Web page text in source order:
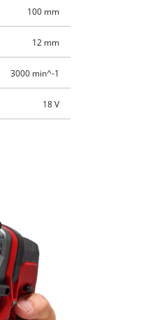
100 mm
12 mm
3000 min^-1
18 V